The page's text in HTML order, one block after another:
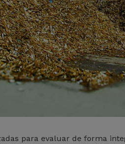
para evaluar de forma